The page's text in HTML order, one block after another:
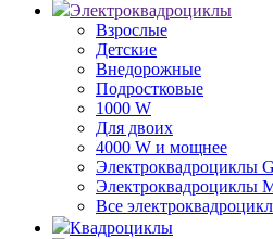
Электроквадроциклы
Взрослые
Детские
Внедорожные
Подростковые
1000 W
Для двоих
4000 W и мощнее
Электроквадроциклы
Электроквадроциклы
Все
Квадроциклы